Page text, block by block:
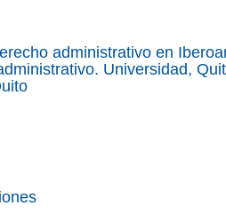
administrativo en
Universidad,